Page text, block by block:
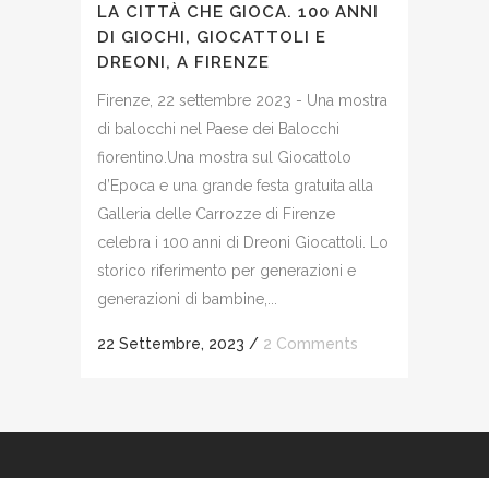
LA CITTÀ CHE GIOCA. 100 ANNI
DI GIOCHI, GIOCATTOLI E
DREONI, A FIRENZE
Firenze, 22 settembre 2023 - Una mostra
di balocchi nel Paese dei Balocchi
fiorentino.Una mostra sul Giocattolo
d’Epoca e una grande festa gratuita alla
Galleria delle Carrozze di Firenze
celebra i 100 anni di Dreoni Giocattoli. Lo
storico riferimento per generazioni e
generazioni di bambine,...
22 Settembre, 2023 / 2 Comments